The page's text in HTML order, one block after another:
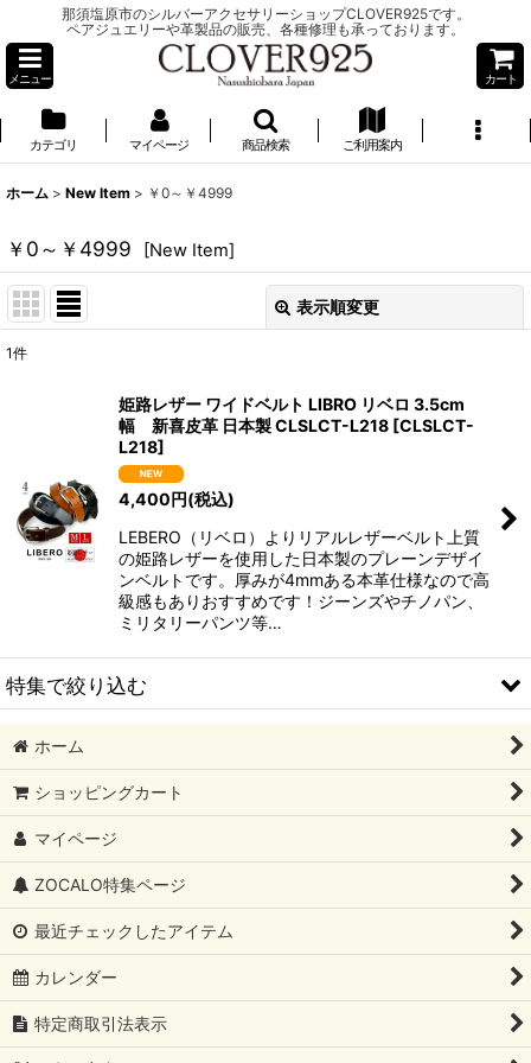
那須塩原市のシルバーアクセサリーショップCLOVER925です。
ペアジュエリーや革製品の販売、各種修理も承っております。
メニュー カート
カテゴリ マイページ 商品検索 ご利用案内
ホーム > New Item > ￥0～￥4999
￥0～￥4999 [New Item]
表示順変更
絞り込む
1件
姫路レザー ワイドベルト LIBRO リベロ 3.5cm
幅 新喜皮革 日本製 CLSLCT-L218 [CLSLCT-
L218]
4,400円(税込)
LEBERO（リベロ）よりリアルレザーベルト上質
の姫路レザーを使用した日本製のプレーンデザイ
ンベルトです。厚みが4mmある本革仕様なので高
級感もありおすすめです！ジーンズやチノパン、
ミリタリーパンツ等…
特集で絞り込む
￥0～￥4999
￥5000～￥9999
￥10000〜￥14999
￥20000～￥29999
￥30000～￥39999
ホーム
ショッピングカート
マイページ
ZOCALO特集ページ
最近チェックしたアイテム
カレンダー
特定商取引法表示